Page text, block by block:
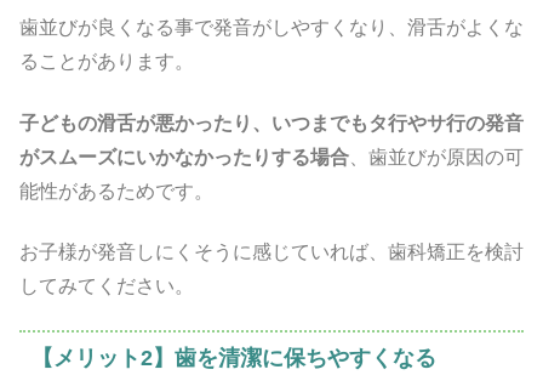
歯並びが良くなる事で発音がしやすくなり、滑舌がよくな
ることがあります。
子どもの滑舌が悪かったり、いつまでもタ行やサ行の発音
がスムーズにいかなかったりする場合 、歯並びが原因の可
能性があるためです。
お子様が発音しにくそうに感じていれば、歯科矯正を検討
してみてください。
【メリット2】歯を清潔に保ちやすくなる